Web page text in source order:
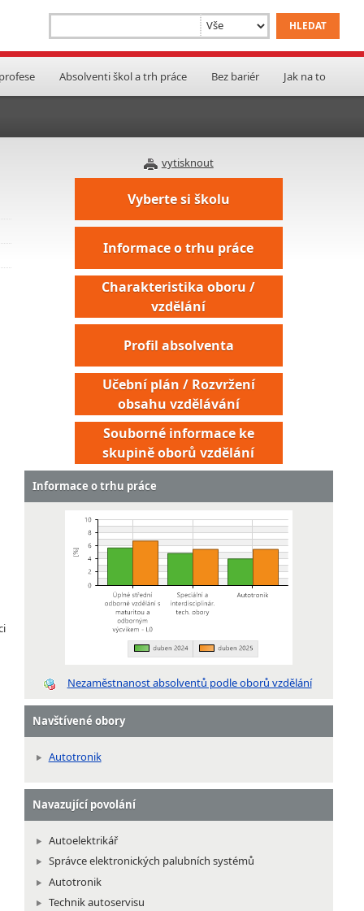
Absolventi škol a trh práce Bez bariér Jak na to
vytisknout
Vyberte si školu
Informace o trhu práce
Charakteristika oboru /
vzdělání
Profil absolventa
Učební plán / Rozvržení
obsahu vzdělávání
Souborné informace ke
skupině oborů vzdělání
Informace o trhu práce
Nezaměstnanost absolventů podle oborů vzdělání
Navštívené obory
Autotronik
Navazující povolání
Autoelektrikář
Správce elektronických palubních systémů
Autotronik
Technik autoservisu